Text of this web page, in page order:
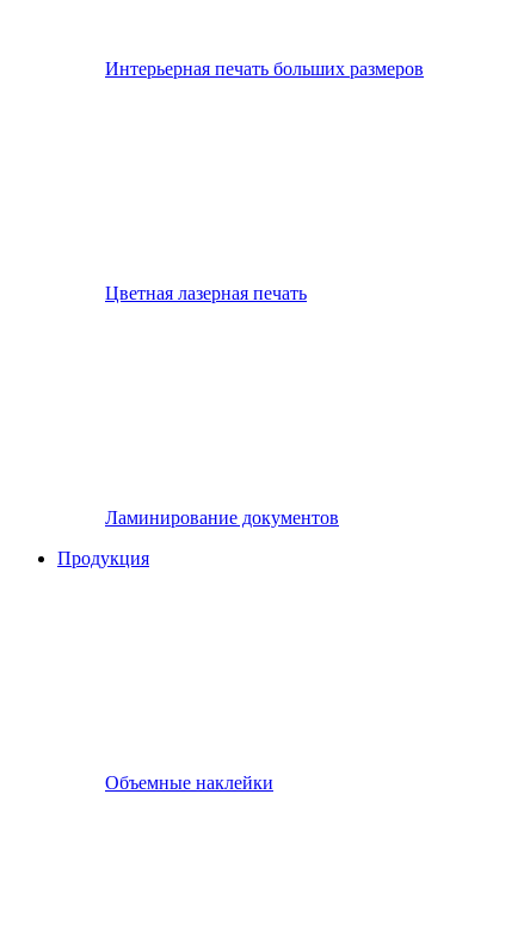
Интерьерная печать больших размеров
Цветная лазерная печать
Ламинирование документов
Продукция
Объемные наклейки